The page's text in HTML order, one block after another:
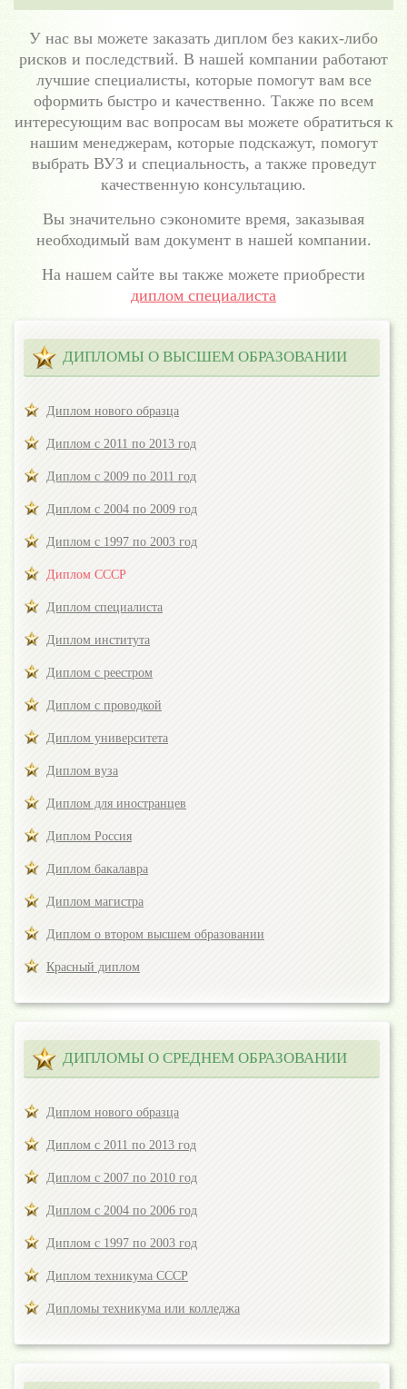
У нас вы можете заказать диплом без каких-либо
рисков и последствий. В нашей компании работают
лучшие специалисты, которые помогут вам все
оформить быстро и качественно. Также по всем
интересующим вас вопросам вы можете обратиться к
нашим менеджерам, которые подскажут, помогут
выбрать ВУЗ и специальность, а также проведут
качественную консультацию.
Вы значительно сэкономите время, заказывая
необходимый вам документ в нашей компании.
На нашем сайте вы также можете приобрести
диплом специалиста
ДИПЛОМЫ О ВЫСШЕМ ОБРАЗОВАНИИ
Диплом нового образца
Диплом с 2011 по 2013 год
Диплом с 2009 по 2011 год
Диплом с 2004 по 2009 год
Диплом с 1997 по 2003 год
Диплом СССР
Диплом специалиста
Диплом института
Диплом с реестром
Диплом с проводкой
Диплом университета
Диплом вуза
Диплом для иностранцев
Диплом Россия
Диплом бакалавра
Диплом магистра
Диплом о втором высшем образовании
Красный диплом
ДИПЛОМЫ О СРЕДНЕМ ОБРАЗОВАНИИ
Диплом нового образца
Диплом с 2011 по 2013 год
Диплом с 2007 по 2010 год
Диплом с 2004 по 2006 год
Диплом с 1997 по 2003 год
Диплом техникума СССР
Дипломы техникума или колледжа